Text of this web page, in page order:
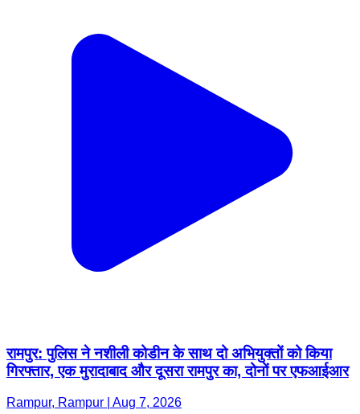
रामपुर: पुलिस ने नशीली कोडीन के साथ दो अभियुक्तों को किया
गिरफ्तार, एक मुरादाबाद और दूसरा रामपुर का, दोनों पर एफआईआर
Rampur, Rampur | Aug 7, 2026